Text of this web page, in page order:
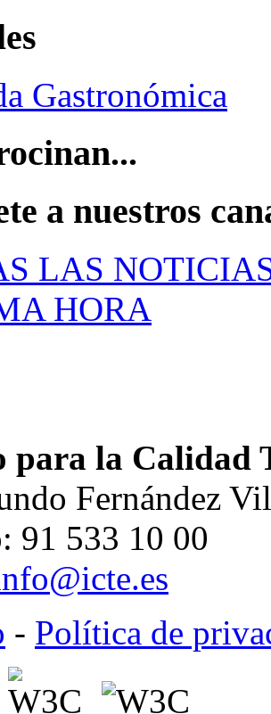
Gastronómica
a nuestros
LAS
HORA
para la Calidad
Fernández
91 533 10 00
- Política de